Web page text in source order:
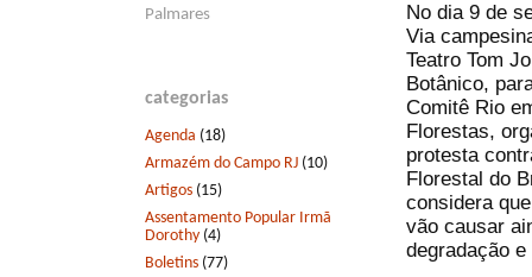
Palmares
categorias
Agenda (18)
Armazém do Campo RJ (10)
Artigos (15)
Assentamento Popular Irmã
Dorothy (4)
Boletins (77)
No dia 9 de
Via
Teatro Tom
Botânico,
Comitê Rio
Florestas,
protesta
Florestal do
considera
vão causar
degradação